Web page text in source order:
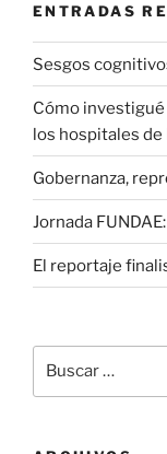
ENTRADAS
Sesgos
Cómo investigué
los hospitales de
Gobernanza,
Jornada
El reportaje
por: